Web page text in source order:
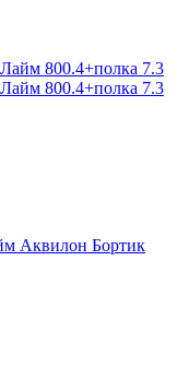
Аквилон Бортик